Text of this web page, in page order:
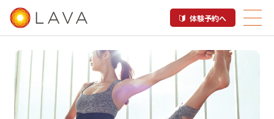
体験予約へ